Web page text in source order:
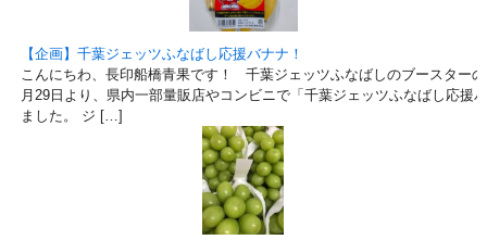
【企画】千葉ジェッツふなばし応援バナナ！
こんにちわ、長印船橋青果です！ 千葉ジェッツふなばしのブースター
月29日より、県内一部量販店やコンビニで「千葉ジェッツふなばし応援
ました。 ジ […]